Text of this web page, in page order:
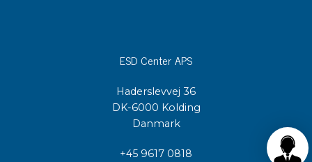
ESD Center APS
Haderslevvej 36
DK-6000 Kolding
Danmark
+45 9617 0818